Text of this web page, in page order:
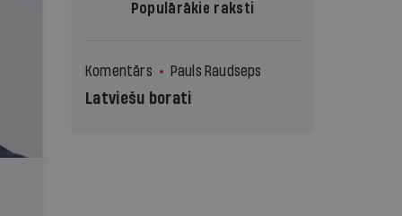
Populārākie raksti
Komentārs Pauls Raudseps
Latviešu borati